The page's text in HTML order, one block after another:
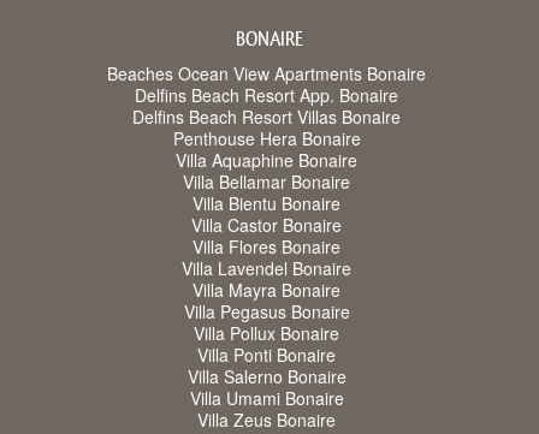
BONAIRE
Beaches Ocean View Apartments Bonaire
Delfins Beach Resort App. Bonaire
Delfins Beach Resort Villas Bonaire
Penthouse Hera Bonaire
Villa Aquaphine Bonaire
Villa Bellamar Bonaire
Villa Bientu Bonaire
Villa Castor Bonaire
Villa Flores Bonaire
Villa Lavendel Bonaire
Villa Mayra Bonaire
Villa Pegasus Bonaire
Villa Pollux Bonaire
Villa Ponti Bonaire
Villa Salerno Bonaire
Villa Umami Bonaire
Villa Zeus Bonaire